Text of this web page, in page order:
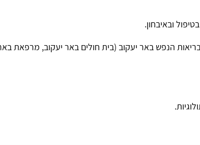
ובאיבחון.
הנפש באר יעקוב (בית חולים באר יעקוב, מרפאת